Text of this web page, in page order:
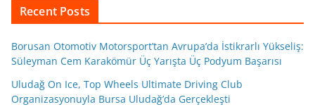
Recent Posts
Borusan Otomotiv Motorsport’tan Avrupa’da İstikrarlı Yükseliş:
Süleyman Cem Karakömür Üç Yarışta Üç Podyum Başarısı
Uludağ On Ice, Top Wheels Ultimate Driving Club
Organizasyonuyla Bursa Uludağ’da Gerçekleşti